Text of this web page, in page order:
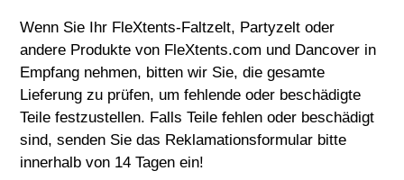
Wenn Sie Ihr FleXtents-Faltzelt, Partyzelt oder
andere Produkte von FleXtents.com und Dancover in
Empfang nehmen, bitten wir Sie, die gesamte
Lieferung zu prüfen, um fehlende oder beschädigte
Teile festzustellen. Falls Teile fehlen oder beschädigt
sind, senden Sie das Reklamationsformular bitte
innerhalb von 14 Tagen ein!